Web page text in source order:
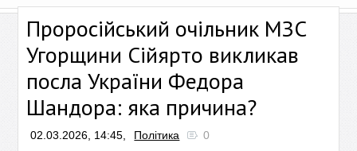
Проросійський очільник МЗС
Угорщини Сійярто викликав
посла України Федора
Шандора: яка причина?
02.03.2026, 14:45, Політика 0